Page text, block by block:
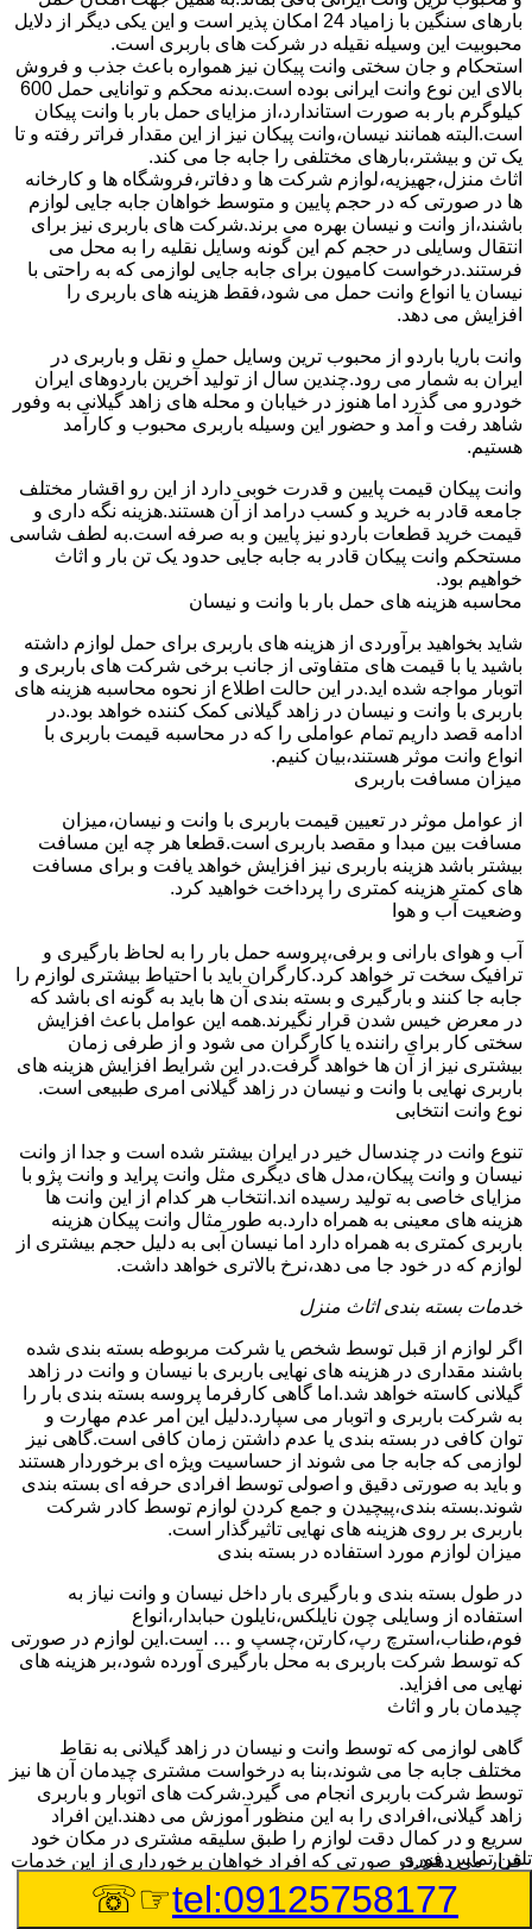
بارهای سنگین با زامیاد 24 امکان پذیر است و این یکی دیگر از دلایل
محبوبیت این وسیله نقیله در شرکت های باربری است.
استحکام و جان سختی وانت پیکان نیز همواره باعث جذب و فروش
بالای این نوع وانت ایرانی بوده است.بدنه محکم و توانایی حمل 600
کیلوگرم بار به صورت استاندارد،از مزایای حمل بار با وانت پیکان
است.البته همانند نیسان،وانت پیکان نیز از این مقدار فراتر رفته و تا
یک تن و بیشتر،بارهای مختلفی را جابه جا می کند.
اثاث منزل،جهیزیه،لوازم شرکت ها و دفاتر،فروشگاه ها و کارخانه
ها در صورتی که در حجم پایین و متوسط خواهان جابه جایی لوازم
باشند،از وانت و نیسان بهره می برند.شرکت های باربری نیز برای
انتقال وسایلی در حجم کم این گونه وسایل نقلیه را به محل می
فرستند.درخواست کامیون برای جابه جایی لوازمی که به راحتی با
نیسان یا انواع وانت حمل می شود،فقط هزینه های باربری را
افزایش می دهد.
وانت باریا باردو از محبوب ترین وسایل حمل و نقل و باربری در
ایران به شمار می رود.چندین سال از تولید آخرین باردوهای ایران
خودرو می گذرد اما هنوز در خیابان و محله های زاهد گیلانی به وفور
شاهد رفت و آمد و حضور این وسیله باربری محبوب و کارآمد
هستیم.
وانت پیکان قیمت پایین و قدرت خوبی دارد از این رو اقشار مختلف
جامعه قادر به خرید و کسب درامد از آن هستند.هزینه نگه داری و
قیمت خرید قطعات باردو نیز پایین و به صرفه است.به لطف شاسی
مستحکم وانت پیکان قادر به جابه جایی حدود یک تن بار و اثاث
خواهیم بود.
محاسبه هزینه های حمل بار با وانت و نیسان
شاید بخواهید برآوردی از هزینه های باربری برای حمل لوازم داشته
باشید یا با قیمت های متفاوتی از جانب برخی شرکت های باربری و
اتوبار مواجه شده اید.در این حالت اطلاع از نحوه محاسبه هزینه های
باربری با وانت و نیسان در زاهد گیلانی کمک کننده خواهد بود.در
ادامه قصد داریم تمام عواملی را که در محاسبه قیمت باربری با
انواع وانت موثر هستند،بیان کنیم.
میزان مسافت باربری
از عوامل موثر در تعیین قیمت باربری با وانت و نیسان،میزان
مسافت بین مبدا و مقصد باربری است.قطعا هر چه این مسافت
بیشتر باشد هزینه باربری نیز افزایش خواهد یافت و برای مسافت
های کمتر هزینه کمتری را پرداخت خواهید کرد.
وضعیت آب و هوا
آب و هوای بارانی و برفی،پروسه حمل بار را به لحاظ بارگیری و
ترافیک سخت تر خواهد کرد.کارگران باید با احتیاط بیشتری لوازم را
جابه جا کنند و بارگیری و بسته بندی آن ها باید به گونه ای باشد که
در معرض خیس شدن قرار نگیرند.همه این عوامل باعث افزایش
سختی کار برای راننده یا کارگران می شود و از طرفی زمان
بیشتری نیز از آن ها خواهد گرفت.در این شرایط افزایش هزینه های
باربری نهایی با وانت و نیسان در زاهد گیلانی امری طبیعی است.
نوع وانت انتخابی
تنوع وانت در چندسال خیر در ایران بیشتر شده است و جدا از وانت
نیسان و وانت پیکان،مدل های دیگری مثل وانت پراید و وانت پژو با
مزایای خاصی به تولید رسیده اند.انتخاب هر کدام از این وانت ها
هزینه های معینی به همراه دارد.به طور مثال وانت پیکان هزینه
باربری کمتری به همراه دارد اما نیسان آبی به دلیل حجم بیشتری از
لوازم که در خود جا می دهد،نرخ بالاتری خواهد داشت.
خدمات بسته بندی اثاث منزل
اگر لوازم از قبل توسط شخص یا شرکت مربوطه بسته بندی شده
باشند مقداری در هزینه های نهایی باربری با نیسان و وانت در زاهد
گیلانی کاسته خواهد شد.اما گاهی کارفرما پروسه بسته بندی بار را
به شرکت باربری و اتوبار می سپارد.دلیل این امر عدم مهارت و
توان کافی در بسته بندی یا عدم داشتن زمان کافی است.گاهی نیز
لوازمی که جابه جا می شوند از حساسیت ویژه ای برخوردار هستند
و باید به صورتی دقیق و اصولی توسط افرادی حرفه ای بسته بندی
شوند.بسته بندی،پیچیدن و جمع کردن لوازم توسط کادر شرکت
باربری بر روی هزینه های نهایی تاثیرگذار است.
میزان لوازم مورد استفاده در بسته بندی
در طول بسته بندی و بارگیری بار داخل نیسان و وانت نیاز به
استفاده از وسایلی چون نایلکس،نایلون حبابدار،انواع
فوم،طناب،استرچ رپ،کارتن،چسپ و … است.این لوازم در صورتی
که توسط شرکت باربری به محل بارگیری آورده شود،بر هزینه های
نهایی می افزاید.
چیدمان بار و اثاث
گاهی لوازمی که توسط وانت و نیسان در زاهد گیلانی به نقاط
مختلف جابه جا می شوند،بنا به درخواست مشتری چیدمان آن ها نیز
توسط شرکت باربری انجام می گیرد.شرکت های اتوبار و باربری
زاهد گیلانی،افرادی را به این منظور آموزش می دهند.این افراد
سریع و در کمال دقت لوازم را طبق سلیقه مشتری در مکان خود
قرار می دهند.در صورتی که افراد خواهان برخورداری از این خدمات
باشند،باید هزینه های باربری بیشتری پرداخت کنند.
تعداد کارگران درخواستی
تلفن تماس فوری
tel:09125758177
☞☏